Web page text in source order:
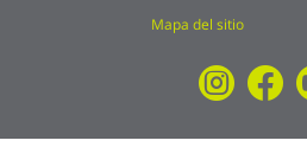
Mapa del sitio